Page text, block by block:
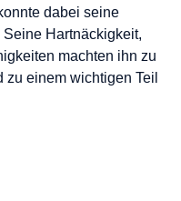
dabei seine
Hartnäckigkeit,
machten ihn zu
einem wichtigen Teil